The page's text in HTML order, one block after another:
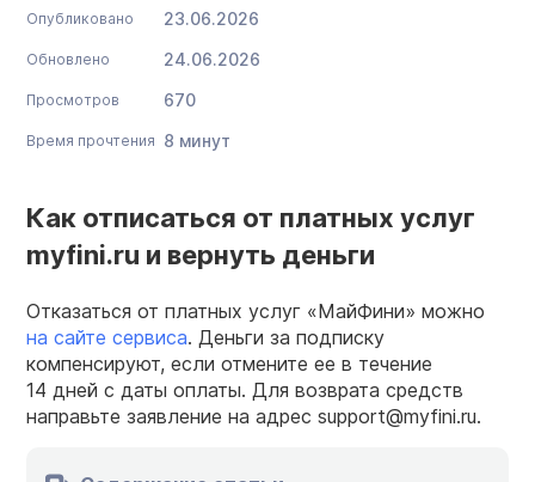
Опубликовано 23.06.2026
Обновлено 24.06.2026
Просмотров 670
Время прочтения 8 минут
Как отписаться от платных услуг
myfini.ru и вернуть деньги
Отказаться от платных услуг «МайФини» можно
на сайте сервиса. Деньги за подписку
компенсируют, если отмените ее в течение
14 дней с даты оплаты. Для возврата средств
направьте заявление на адрес support@myfini.ru.